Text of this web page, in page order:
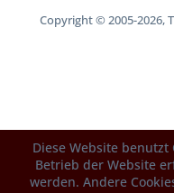
Copyright © 2005-2026,
Diese Website
Betrieb der Website
werden. Andere